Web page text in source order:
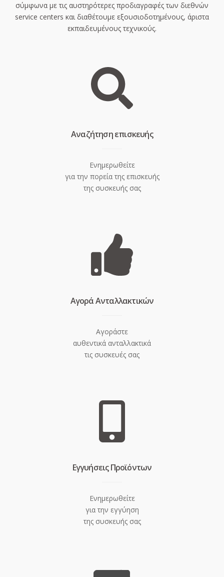
σύμφωνα με τις αυστηρότερες προδιαγραφές των διεθνών
service centers και διαθέτουμε εξουσιοδοτημένους, άριστα
εκπαιδευμένους τεχνικούς.
Aναζήτηση επισκευής
Ενημερωθείτε
για την πορεία της επισκευής
της συσκευής σας
Aγορά Ανταλλακτικών
Αγοράστε
αυθεντικά ανταλλακτικά
τις συσκευές σας
Eγγυήσεις Προϊόντων
Ενημερωθείτε
για την εγγύηση
της συσκευής σας